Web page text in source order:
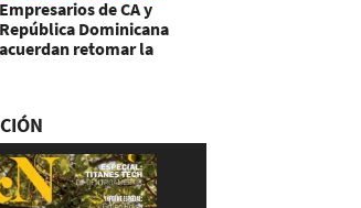
Empresarios de CA y
República Dominicana
acuerdan retomar la